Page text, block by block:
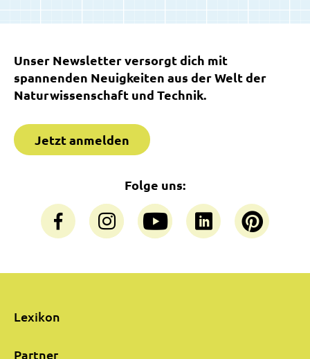
Unser Newsletter versorgt dich mit
spannenden Neuigkeiten aus der Welt der
Naturwissenschaft und Technik.
Jetzt anmelden
Folge uns:
Lexikon
Partner